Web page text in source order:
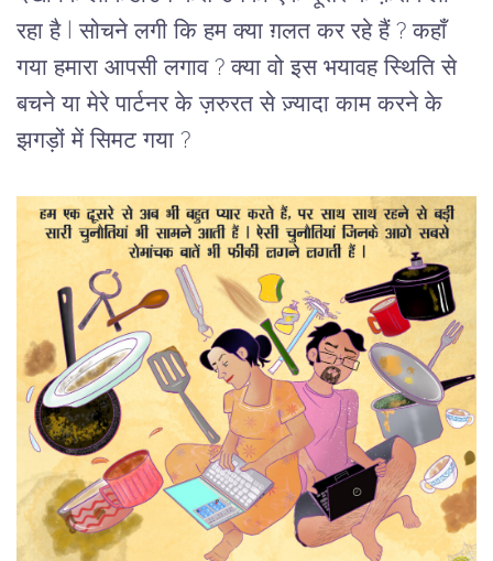
रहा है l
सोचने लगी कि हम क्या ग़लत कर रहे हैं ? कहाँ
गया हमारा आपसी लगाव ? क्या वो इस भयावह स्थिति से
बचने या मेरे पार्टनर के ज़रुरत से ज़्यादा काम करने के
झगड़ों में सिमट गया ?